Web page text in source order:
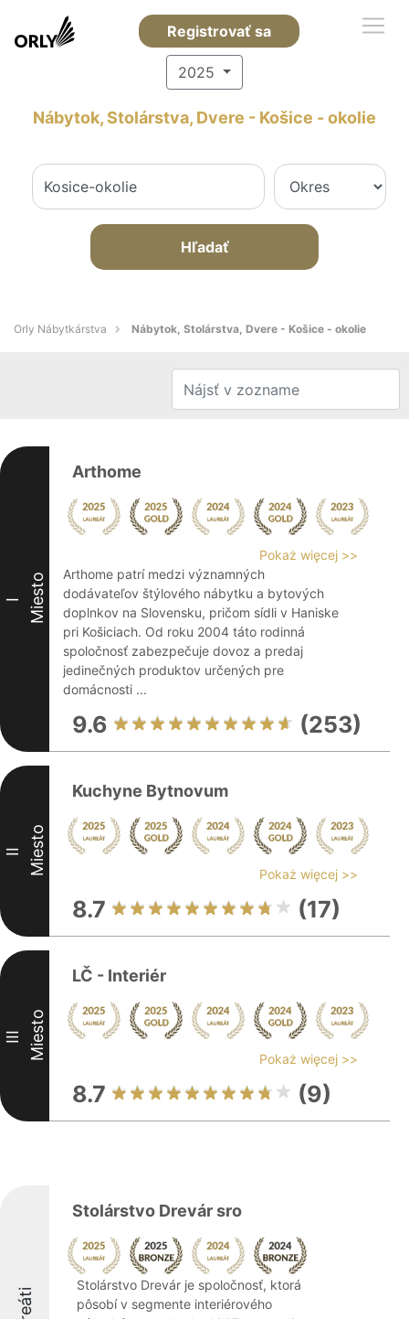
Registrovať sa
2025
Nábytok, Stolárstva, Dvere - Košice - okolie
Hľadať
Orly Nábytkárstva Nábytok, Stolárstva, Dvere - Košice - okolie
I Miesto
Arthome
Pokaż więcej >>
Arthome patrí medzi významných
dodávateľov štýlového nábytku a bytových
doplnkov na Slovensku, pričom sídli v Haniske
pri Košiciach. Od roku 2004 táto rodinná
spoločnosť zabezpečuje dovoz a predaj
jedinečných produktov určených pre
domácnosti ...
9.6 (253)
II Miesto
Kuchyne Bytnovum
Pokaż więcej >>
8.7 (17)
III Miesto
LČ - Interiér
Pokaż więcej >>
8.7 (9)
Stolárstvo Drevár sro
Stolárstvo Drevár je spoločnosť, ktorá
pôsobí v segmente interiérového